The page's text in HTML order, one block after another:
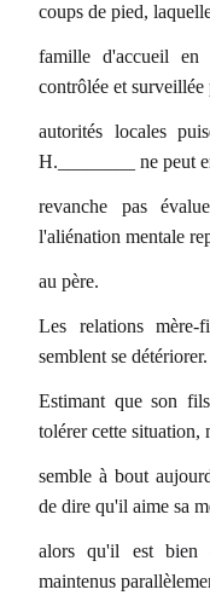
coups de pied,
famille d'accueil
contrôlée et surveillée
autorités locales
H.________ ne peut
revanche pas
l'aliénation mentale
au père.
Les relations
semblent se détériorer.
Estimant que son
tolérer cette situation,
semble à bout
de dire qu'il aime sa
alors qu'il est bien
maintenus